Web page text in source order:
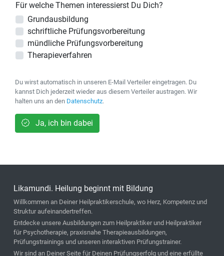
Für welche Themen interessierst Du Dich?
Grundausbildung
schriftliche Prüfungsvorbereitung
mündliche Prüfungsvorbereitung
Therapieverfahren
Du wirst automatisch in unseren E-Mail Verteiler eingetragen. Du
kannst Dich jederzeit wieder aus diesem Verteiler austragen. Wir
halten uns an den Datenschutz.
Ja, ich bin dabei
Likamundi. Heilung beginnt mit Bildung
Willkommen an Deiner Heilpraktikerschule, wo Herz, Kompetenz und
Struktur aufeinandertreffen.
Entdecke unsere Ausbildungen zum Heilpraktiker und Heilpraktiker
für Psychotherapie, praxisnahe Therapieausbildungen,
Prüfungstrainings und unseren interaktiven Prüfungstrainer.
Wir sind an Deiner Seite für Deinen Prüfungserfolg und eine erfüllte